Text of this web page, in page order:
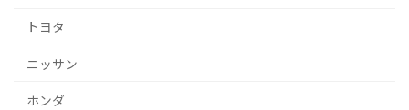
トヨタ
ニッサン
ホンダ